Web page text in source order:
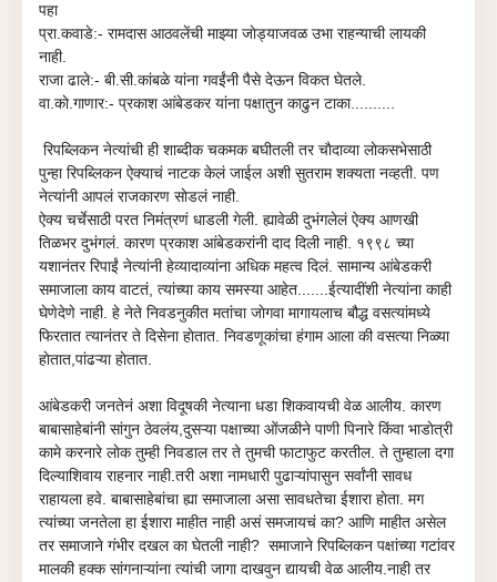
पहा
प्रा.कवाडे:- रामदास आठवलेंची माझ्या जाेड्याजवळ उभा राहन्याची लायकी
नाही.
राजा ढाले:- बी.सी.कांबळे यांना गवईंनी पैसे देऊन विकत घेतले.
वा.काे.गाणार:- प्रकाश आंबेडकर यांना पक्षातुन काढुन टाका..........
रिपब्लिकन नेत्यांची ही शाब्दीक चकमक बघीतली तर चाैदाव्या लाेकसभेसाठी
पुन्हा रिपब्लिकन ऐक्याचं नाटक केलं जाईल अशी सुतराम शक्यता नव्हती. पण
नेत्यांनी आपलं राजकारण साेडलं नाही.
ऐक्य चर्चेसाठी परत निमंत्रणं धाडली गेली. ह्यावेळी दुभंगलेलं ऐक्य आणखी
तिळभर दुभंगलं. कारण प्रकाश आंबेडकरांनी दाद दिली नाही. १९९८ च्या
यशानंतर रिपाईं नेत्यांनी हेव्यादाव्यांना अधिक महत्व दिलं. सामान्य आंबेडकरी
समाजाला काय वाटतं, त्यांच्या काय समस्या आहेत.......ईत्यादींशी नेत्यांना काही
घेणेदेणे नाही. हे नेते निवडनुकीत मतांचा जाेगवा मागायलाच बौद्ध वसत्यांमध्ये
फिरतात त्यानंतर ते दिसेना हाेतात. निवडणूकांचा हंगाम आला की वसत्या निळ्या
हाेतात,पांढऱ्या हाेतात.
आंबेडकरी जनतेनं अशा विदूषकी नेत्याना धडा शिकवायची वेळ आलीय. कारण
बाबासाहेबांनी सांगुन ठेवलंय,दुसऱ्या पक्षाच्या ओंजळीने पाणी पिनारे किंवा भाडाेत्री
कामे करनारे लाेक तुम्ही निवडाल तर ते तुमची फाटाफुट करतील. ते तुम्हाला दगा
दिल्याशिवाय राहनार नाही.तरी अशा नामधारी पुढाऱ्यांपासुन सर्वांनी सावध
राहायला हवे. बाबासाहेबांचा ह्या समाजाला असा सावधतेचा ईशारा हाेता. मग
त्यांच्या जनतेला हा ईशारा माहीत नाही असं समजायचं का? आणि माहीत असेल
तर समाजाने गंभीर दखल का घेतली नाही? समाजाने रिपब्लिकन पक्षांच्या गटांवर
मालकी हक्क सांगनाऱ्यांना त्यांची जागा दाखवुन द्यायची वेळ आलीय.नाही तर